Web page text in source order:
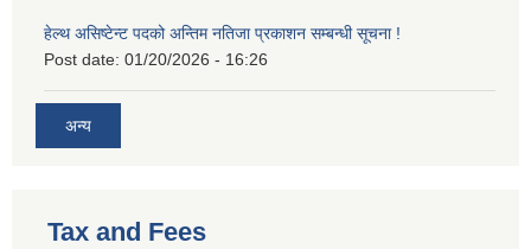
हेल्थ असिष्टेन्ट पदको अन्तिम नतिजा प्रकाशन सम्बन्धी सूचना !
Post date: 01/20/2026 - 16:26
अन्य
Tax and Fees